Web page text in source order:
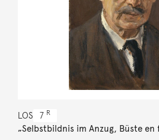
LOS 7 R
„Selbstbildnis im Anzug, Büste en